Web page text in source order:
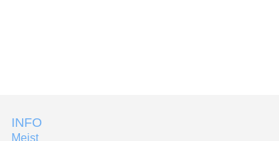
INFO
Meist